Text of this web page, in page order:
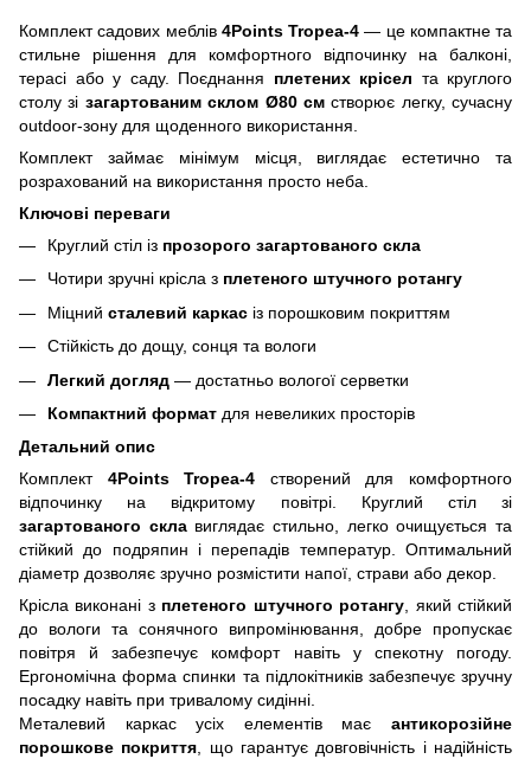
Комплект садових меблів 4Points Tropea-4 — це компактне та
стильне рішення для комфортного відпочинку на балконі,
терасі або у саду. Поєднання плетених крісел та круглого
столу зі загартованим склом Ø80 смстворює легку, сучасну
outdoor-зону для щоденного використання.
Комплект займає мінімум місця, виглядає естетично та
розрахований на використання просто неба.
Ключові переваги
Круглий стіл із прозорого загартованого скла
Чотири зручні крісла з плетеного штучного ротангу
Міцний сталевий каркас із порошковим покриттям
Стійкість до дощу, сонця та вологи
Легкий догляд — достатньо вологої серветки
Компактний формат для невеликих просторів
Детальний опис
Комплект 4Points Tropea-4 створений для комфортного
відпочинку на відкритому повітрі. Круглий стіл зі
загартованого склавиглядає стильно, легко очищується та
стійкий до подряпин і перепадів температур. Оптимальний
діаметр дозволяє зручно розмістити напої, страви або декор.
Крісла виконані з плетеного штучного ротангу, який стійкий
до вологи та сонячного випромінювання, добре пропускає
повітря й забезпечує комфорт навіть у спекотну погоду.
Ергономічна форма спинки та підлокітників забезпечує зручну
посадку навіть при тривалому сидінні.
Металевий каркас усіх елементів має антикорозійне
порошкове покриття, що гарантує довговічність і надійність